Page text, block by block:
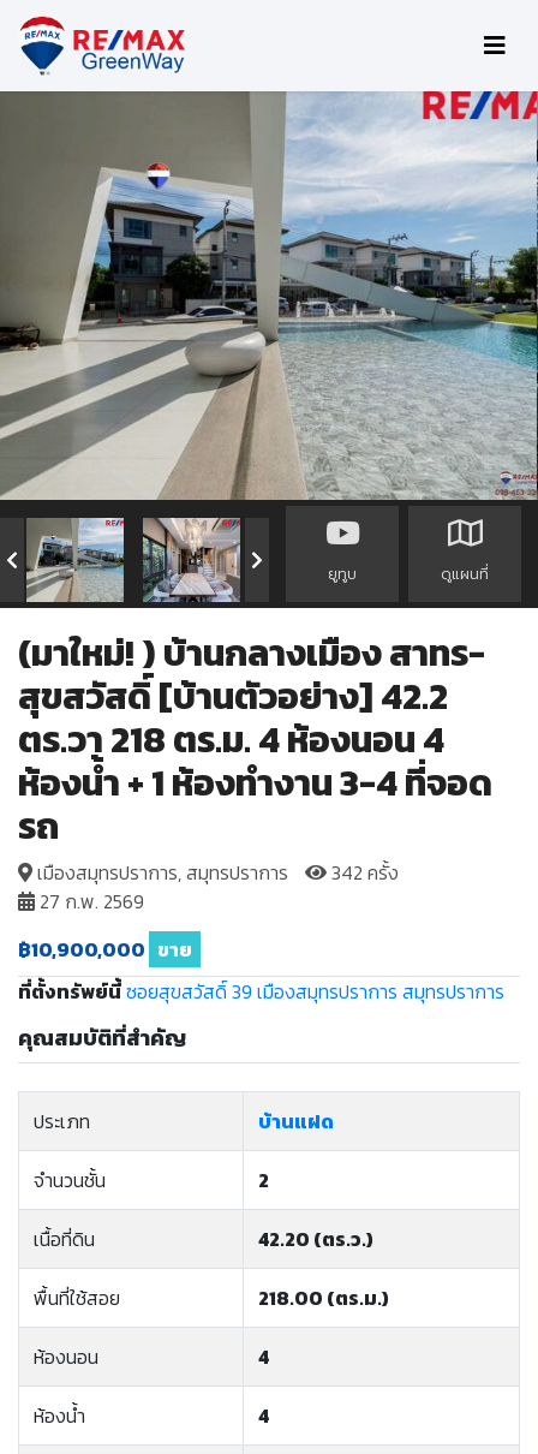
ยูทูบ ดูแผนที่
(มาใหม่! ) บ้านกลางเมือง สาทร-
สุขสวัสดิ์ [บ้านตัวอย่าง] 42.2
ตร.วา 218 ตร.ม. 4 ห้องนอน 4
ห้องน้ำ + 1 ห้องทำงาน 3-4 ที่จอด
รถ
เมืองสมุทรปราการ, สมุทรปราการ
342 ครั้ง
27 ก.พ. 2569
฿10,900,000 ขาย
ที่ตั้งทรัพย์นี้ซอยสุขสวัสดิ์ 39 เมืองสมุทรปราการ สมุทรปราการ
คุณสมบัติที่สำคัญ
ประเภท บ้านแฝด
จำนวนชั้น 2
เนื้อที่ดิน 42.20 (ตร.ว.)
พื้นที่ใช้สอย 218.00 (ตร.ม.)
ห้องนอน 4
ห้องน้ำ 4